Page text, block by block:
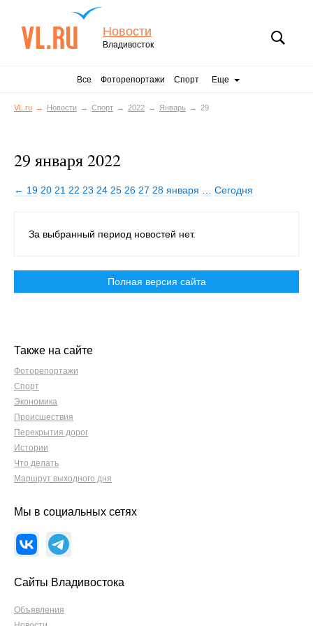
Новости
Владивосток
Все Фоторепортажи Спорт Еще
VL.ru Новости Спорт 2022 Январь 29
29 января 2022
← 19 20 21 22 23 24 25 26 27 28 января Сегодня
За выбранный период новостей нет.
Полная версия сайта
Также на сайте
Фоторепортажи
Спорт
Экономика
Происшествия
Перекрытия дорог
Истории
Что делать
Маршрут выходного дня
Мы в социальных сетях
Сайты Владивостока
Объявления